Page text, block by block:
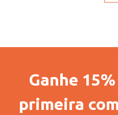
Ganhe
primeira